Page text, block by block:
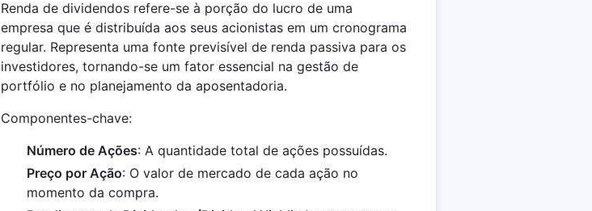
Renda de dividendos refere-se à porção do lucro de uma
empresa que é distribuída aos seus acionistas em um cronograma
regular. Representa uma fonte previsível de renda passiva para os
investidores, tornando-se um fator essencial na gestão de
portfólio e no planejamento da aposentadoria.
Componentes-chave:
Número de Ações: A quantidade total de ações possuídas.
Preço por Ação: O valor de mercado de cada ação no
momento da compra.